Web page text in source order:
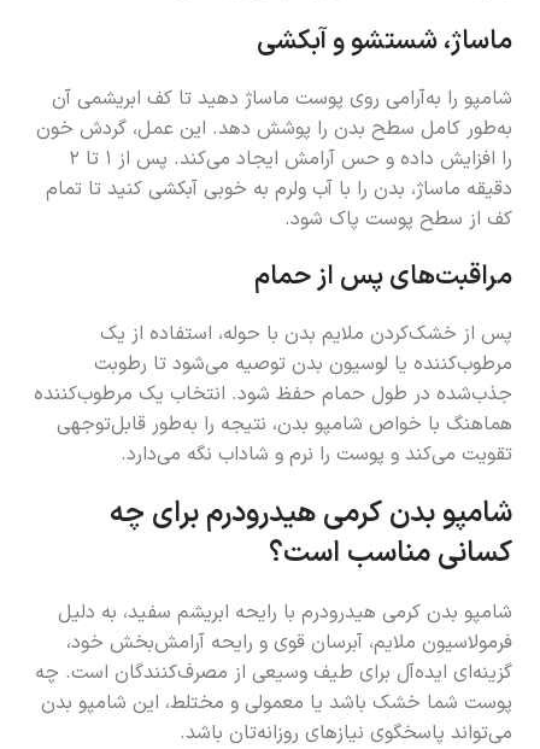
ماساژ، شستشو و آبکشی
شامپو را به‌آرامی روی پوست ماساژ دهید تا کف ابریشمی آن
به‌طور کامل سطح بدن را پوشش دهد. این عمل، گردش خون
را افزایش داده و حس آرامش ایجاد می‌کند. پس از ۱ تا ۲
دقیقه ماساژ، بدن را با آب ولرم به خوبی آبکشی کنید تا تمام
کف از سطح پوست پاک شود.
مراقبت‌های پس از حمام
پس از خشک‌کردن ملایم بدن با حوله، استفاده از یک
مرطوب‌کننده یا لوسیون بدن توصیه می‌شود تا رطوبت
جذب‌شده در طول حمام حفظ شود. انتخاب یک مرطوب‌کننده
هماهنگ با خواص شامپو بدن، نتیجه را به‌طور قابل‌توجهی
تقویت می‌کند و پوست را نرم و شاداب نگه می‌دارد.
شامپو بدن کرمی هیدرودرم برای چه
کسانی مناسب است؟
شامپو بدن کرمی هیدرودرم با رایحه ابریشم سفید، به دلیل
فرمولاسیون ملایم، آبرسان قوی و رایحه آرامش‌بخش خود،
گزینه‌ای ایده‌آل برای طیف وسیعی از مصرف‌کنندگان است. چه
پوست شما خشک باشد یا معمولی و مختلط، این شامپو بدن
می‌تواند پاسخگوی نیازهای روزانه‌تان باشد.